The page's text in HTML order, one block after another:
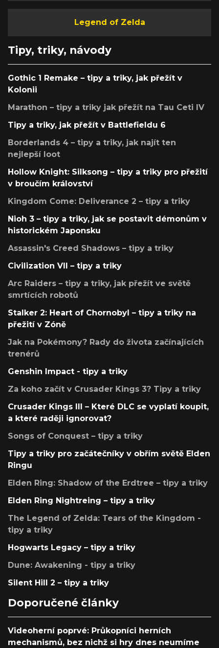
Legend of Zelda
Tipy, triky, návody
Gothic 1 Remake – tipy a triky, jak přežít v
Kolonii
Marathon – tipy a triky jak přežít na Tau Ceti IV
Tipy a triky, jak přežít v Battlefieldu 6
Borderlands 4 – tipy a triky, jak najít ten
nejlepší loot
Hollow Knight: Silksong – tipy a triky pro přežití
v broučím království
Kingdom Come: Deliverance 2 – tipy a triky
Nioh 3 – tipy a triky, jak se postavit démonům v
historickém Japonsku
Assassin's Creed Shadows – tipy a triky
Civilization VII – tipy a triky
Arc Raiders – tipy a triky, jak přežít ve světě
smrtících robotů
Stalker 2: Heart of Chornobyl – tipy a triky na
přežití v Zóně
Jak na Pokémony? Rady do života začínajících
trenérů
Genshin Impact - tipy a triky
Za koho začít v Crusader Kings 3? Tipy a triky
Crusader Kings III – Které DLC se vyplatí koupit,
a které raději ignorovat?
Songs of Conquest – tipy a triky
Tipy a triky pro začátečníky v obřím světě Elden
Ringu
Elden Ring: Shadow of the Erdtree – tipy a triky
Elden Ring Nightreing – tipy a triky
The Legend of Zelda: Tears of the Kingdom -
tipy a triky
Hogwarts Legacy – tipy a triky
Dune: Awakening - tipy a triky
Silent Hill 2 – tipy a triky
Doporučené články
Videoherní poprvé: Průkopníci herních
mechanismů, bez nichž si hry dnes neumíme